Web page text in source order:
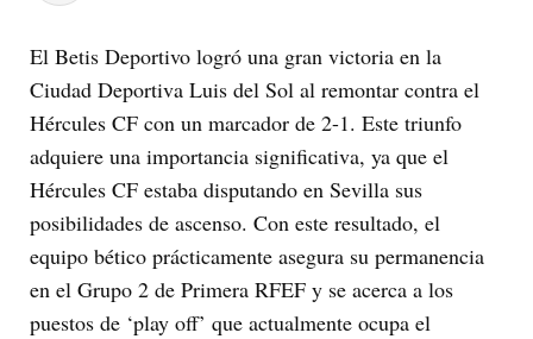
El Betis Deportivo logró una gran victoria en la
Ciudad Deportiva Luis del Sol al remontar contra el
Hércules CF con un marcador de 2-1. Este triunfo
adquiere una importancia significativa, ya que el
Hércules CF estaba disputando en Sevilla sus
posibilidades de ascenso. Con este resultado, el
equipo bético prácticamente asegura su permanencia
en el Grupo 2 de Primera RFEF y se acerca a los
puestos de ‘play off’ que actualmente ocupa el